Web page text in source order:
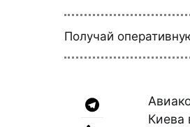
Получай
Киева